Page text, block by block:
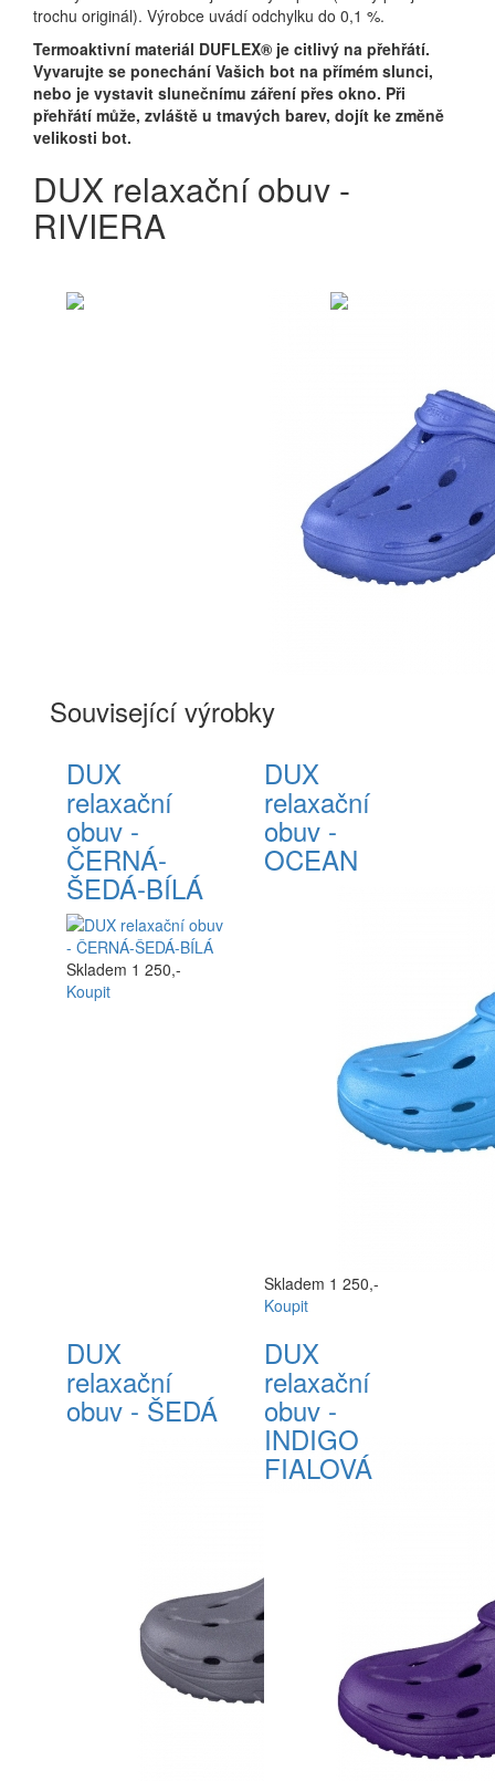
trochu originál). Výrobce uvádí odchylku do 0,1 %.
Termoaktivní materiál DUFLEX® je citlivý na přehřátí.
Vyvarujte se ponechání Vašich bot na přímém slunci,
nebo je vystavit slunečnímu záření přes okno. Při
přehřátí může, zvláště u tmavých barev, dojít ke změně
velikosti bot.
DUX relaxační obuv -
RIVIERA
Související výrobky
DUX
relaxační
obuv -
ČERNÁ-
ŠEDÁ-BÍLÁ
Skladem 1 250,-
Koupit
DUX
relaxační
obuv -
OCEAN
Skladem 1 250,-
Koupit
DUX
relaxační
obuv - ŠEDÁ
DUX
relaxační
obuv -
INDIGO
FIALOVÁ